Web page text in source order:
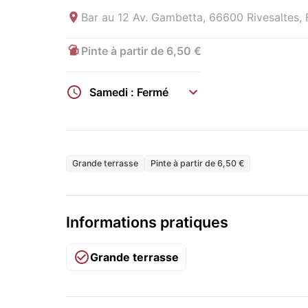
Bar au 12 Av. Gambetta, 66600 Rivesaltes,
Pinte à partir de 6,50 €
Samedi : Fermé
Grande terrasse Pinte à partir de 6,50 €
Informations pratiques
Grande terrasse